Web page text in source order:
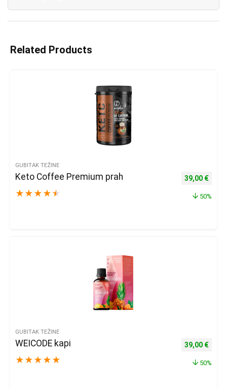
Related Products
GUBITAK TEŽINE
Keto Coffee Premium prah
★ ★ ★ ★ ★
Izvorna
39,00 €
50%
GUBITAK TEŽINE
WEICODE kapi
★ ★ ★ ★ ★
Izvorna
39,00 €
50%